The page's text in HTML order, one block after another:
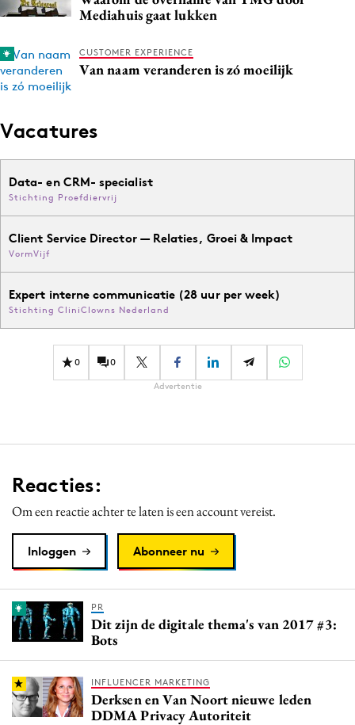
Mediahuis gaat lukken
CUSTOMER EXPERIENCE
Van naam veranderen is zó moeilijk
Vacatures
Data- en CRM- specialist
Stichting Proefdiervrij
Client Service Director — Relaties, Groei & Impact
VormVijf
Expert interne communicatie (28 uur per week)
Stichting CliniClowns Nederland
0 0
Advertentie
Reacties:
Om een reactie achter te laten is een account vereist.
Inloggen Abonneer nu
PR
Dit zijn de digitale thema's van 2017 #3:
Bots
INFLUENCER MARKETING
Derksen en Van Noort nieuwe leden
DDMA Privacy Autoriteit